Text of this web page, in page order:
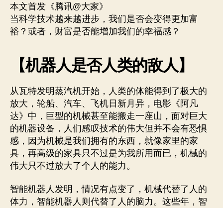
本文首发《腾讯@大家》
当科学技术越来越进步，我们是否会变得更加富
裕？或者，财富是否能增加我们的幸福感？
【机器人是否人类的敌人】
从瓦特发明蒸汽机开始，人类的体能得到了极大的
放大，轮船、汽车、飞机日新月异，电影《阿凡
达》中，巨型的机械甚至能搬走一座山，面对巨大
的机器设备，人们感叹技术的伟大但并不会有恐惧
感，因为机械是我们拥有的东西，就像家里的家
具，再高级的家具只不过是为我所用而已，机械的
伟大只不过放大了个人的能力。
智能机器人发明，情况有点变了，机械代替了人的
体力，智能机器人则代替了人的脑力。这些年，智